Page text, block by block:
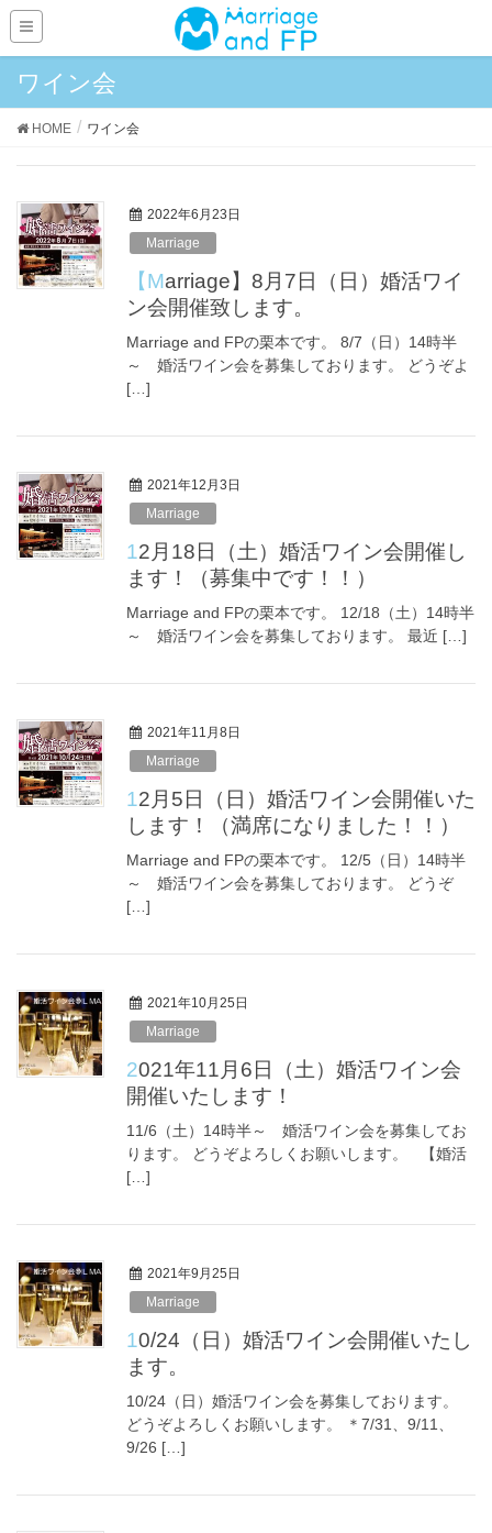
ワイン会
HOME ワイン会
2022年6月23日
Marriage
【Marriage】8月7日（日）婚活ワイ
ン会開催致します。
Marriage and FPの栗本です。 8/7（日）14時半
～ 婚活ワイン会を募集しております。 どうぞよ
[…]
2021年12月3日
Marriage
12月18日（土）婚活ワイン会開催し
ます！（募集中です！！）
Marriage and FPの栗本です。 12/18（土）14時半
～ 婚活ワイン会を募集しております。 最近 […]
2021年11月8日
Marriage
12月5日（日）婚活ワイン会開催いた
します！（満席になりました！！）
Marriage and FPの栗本です。 12/5（日）14時半
～ 婚活ワイン会を募集しております。 どうぞ
[…]
2021年10月25日
Marriage
2021年11月6日（土）婚活ワイン会
開催いたします！
11/6（土）14時半～ 婚活ワイン会を募集してお
ります。 どうぞよろしくお願いします。 【婚活
[…]
2021年9月25日
Marriage
10/24（日）婚活ワイン会開催いたし
ます。
10/24（日）婚活ワイン会を募集しております。
どうぞよろしくお願いします。 ＊7/31、9/11、
9/26 […]